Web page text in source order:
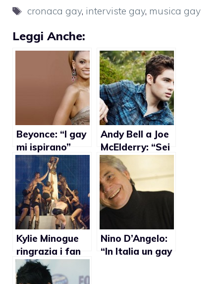
Tag
cronaca gay, interviste gay, musica gay
Leggi Anche:
Beyonce: “I gay
mi ispirano”
Andy Bell a Joe
McElderry: “Sei
stato molto
coraggioso a
fare coming
out”
Kylie Minogue
ringrazia i fan
gay per la loro
fedeltà
Nino D’Angelo:
“In Italia un gay